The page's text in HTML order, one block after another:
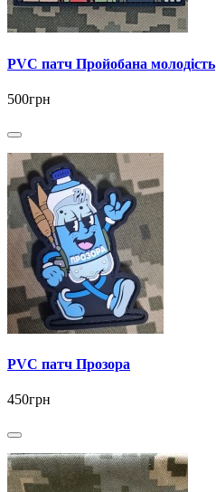
PVC патч Пройобана молодість
500грн
PVC патч Прозора
450грн